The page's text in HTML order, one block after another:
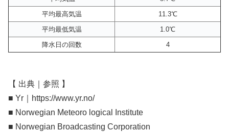
平均最高気温
11.3℃
平均最低気温
1.0℃
降水日の回数
4
【 出典｜参照 】
■ Yr｜https://www.yr.no/
■ Norwegian Meteoro logical Institute
■ Norwegian Broadcasting Corporation